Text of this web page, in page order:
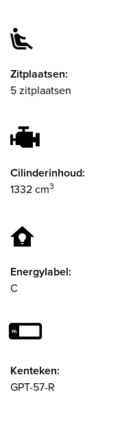
Zitplaatsen:
5 zitplaatsen
Cilinderinhoud:
1332 cm3
Energylabel:
C
Kenteken:
GPT-57-R